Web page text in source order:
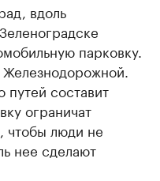
вдоль
парковку.
Железнодорожной.
путей составит
ограничат
чтобы люди не
нее сделают